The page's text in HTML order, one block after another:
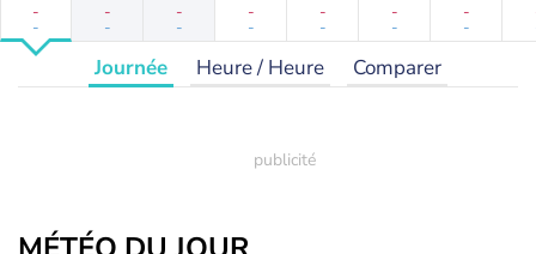
-
-
-
-
-
-
-
-
-
-
-
-
-
-
Journée Heure / Heure Comparer